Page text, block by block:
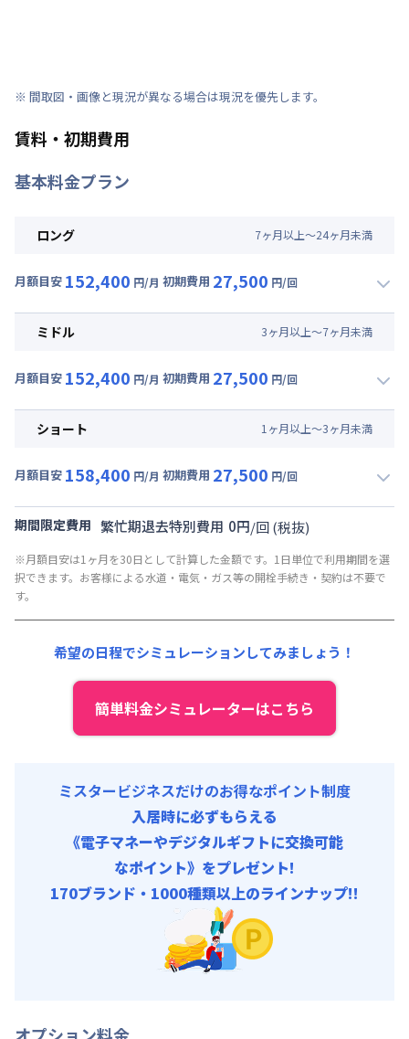
※ 間取図・画像と現況が異なる場合は現況を優先します。
賃料・初期費用
基本料金プラン
ロング 7ヶ月以上～24ヶ月未満
月額目安 152,400 円/月 初期費用 27,500 円/回
月額賃料目安(30日利用)
光熱費他 : 24,000円/月 (800円/日) (税抜)
その他費用 :
ミドル 3ヶ月以上～7ヶ月未満
月額目安 152,400 円/月 初期費用 27,500 円/回
月額賃料目安(30日利用)
光熱費他 : 24,000円/月 (800円/日) (税抜)
その他費用 :
ショート 1 ヶ月以上～3ヶ月未満
月額目安 158,400 円/月 初期費用 27,500 円/回
月額賃料目安(30日利用)
光熱費他 : 24,000円/月 (800円/日) (税抜)
清掃料他 :
その他費用 :
期間限定費用 繁忙期退去特別費用 0円/回(税抜)
※月額目安は1ヶ月を30日として計算した金額です。1日単位で利用期間を選
択できます。お客様による水道・電気・ガス等の開栓手続き・契約は不要で
す。
希望の日程でシミュレーションしてみましょう！
簡単料金シミュレーターはこちら
ミスタービジネスだけのお得なポイント制度
入居時に必ずもらえる
《電子マネーやデジタルギフトに交換可能
なポイント》をプレゼント!
170ブランド・1000種類以上のラインナップ!!
オプション料金